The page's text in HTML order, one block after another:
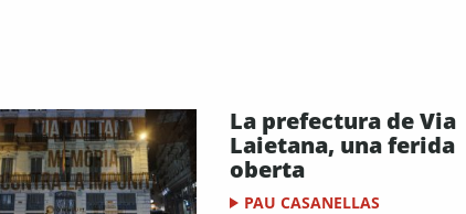
La prefectura de Via
Laietana, una ferida
oberta
PAU CASANELLAS